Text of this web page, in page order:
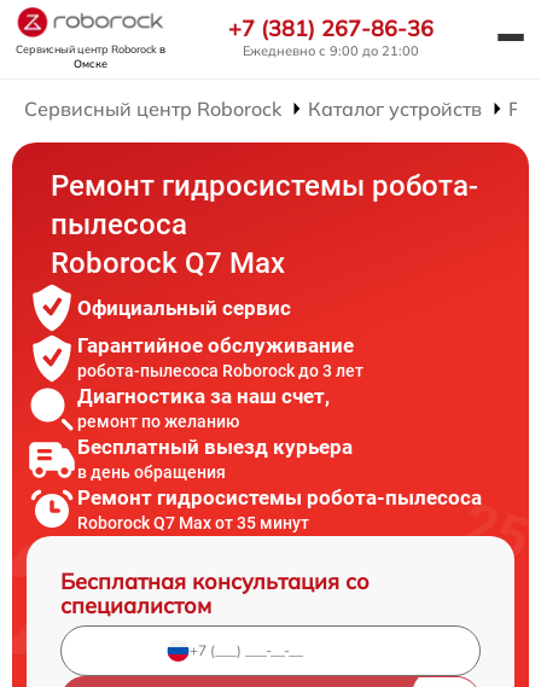
Сервисный центр Roborockв
Омске
+7 (381) 267-86-36
Ежедневно с 9:00 до 21:00
Сервисный центр Roborock Каталог устройств
Ремонт гидросистемы робота-
пылесоса
Roborock Q7 Max
Официальный сервис
Гарантийное обслуживание
робота-пылесоса Roborock до 3 лет
Диагностика за наш счет,
ремонт по желанию
Бесплатный выезд курьера
в день обращения
Ремонт гидросистемы робота-пылесоса
Roborock Q7 Max от 35 минут
Бесплатная консультация со
специалистом